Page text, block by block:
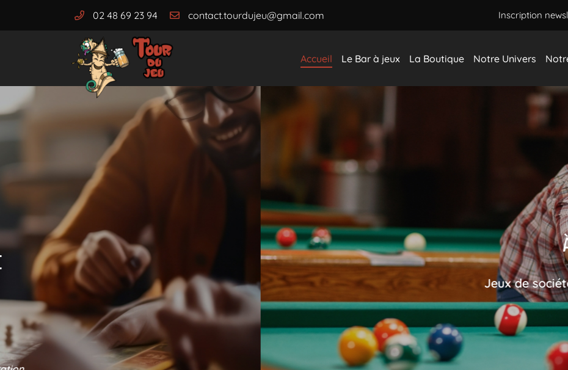
02 48 69 23 94 Inscription
Accueil Le Bar à jeux La Boutique Notre Univers
18000 Bourges
02 48 69 23 94
Adresse email de réception
En cochant cette case, vous consentez à recevoir nos propositions commerciales à
l'adresse email indiqué ci-dessus. Vous pouvez vous désinscrire à tout moment en
le formulaire de désinscription .
INSCRIPTION
BAR À JEUX
À BOURGES DANS LE CHER (18)
Jeux de société – jeux de rôles – billard - baby-foot -